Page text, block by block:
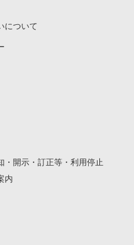
について
・開示・訂正等・利用停止
内